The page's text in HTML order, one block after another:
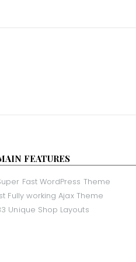
FEATURES
Fast WordPress Theme
Fully working Ajax Theme
Unique Shop Layouts